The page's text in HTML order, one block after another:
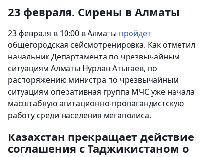
23 февраля. Сирены в Алматы
23 февраля в 10:00 в Алматы пройдет
общегородская сейсмотренировка. Как отметил
начальник Департамента по чрезвычайным
ситуациям Алматы Нурлан Атыгаев, по
распоряжению министра по чрезвычайным
ситуациям оперативная группа МЧС уже начала
масштабную агитационно-пропагандистскую
работу среди населения мегаполиса.
Казахстан прекращает действие
соглашения с Таджикистаном о